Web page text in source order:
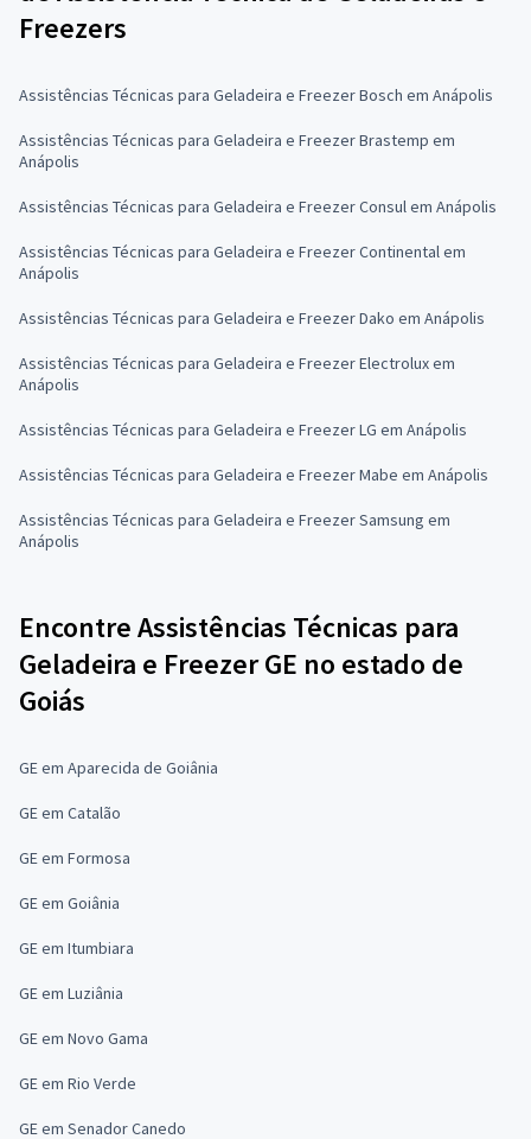
Freezers
Assistências Técnicas para Geladeira e Freezer Bosch em Anápolis
Assistências Técnicas para Geladeira e Freezer Brastemp em
Anápolis
Assistências Técnicas para Geladeira e Freezer Consul em Anápolis
Assistências Técnicas para Geladeira e Freezer Continental em
Anápolis
Assistências Técnicas para Geladeira e Freezer Dako em Anápolis
Assistências Técnicas para Geladeira e Freezer Electrolux em
Anápolis
Assistências Técnicas para Geladeira e Freezer LG em Anápolis
Assistências Técnicas para Geladeira e Freezer Mabe em Anápolis
Assistências Técnicas para Geladeira e Freezer Samsung em
Anápolis
Encontre Assistências Técnicas para
Geladeira e Freezer GE no estado de
Goiás
GE em Aparecida de Goiânia
GE em Catalão
GE em Formosa
GE em Goiânia
GE em Itumbiara
GE em Luziânia
GE em Novo Gama
GE em Rio Verde
GE em Senador Canedo